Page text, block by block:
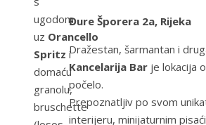
ugodom,
uz Orancello
Spritz i
domaću
granolu,
bruschette
Đure Šporera 2a, Rijeka
Dražestan, šarmantan i
Kancelarija Bar je lokacija
počelo.
Prepoznatljiv po svom
interijeru, minijaturnim